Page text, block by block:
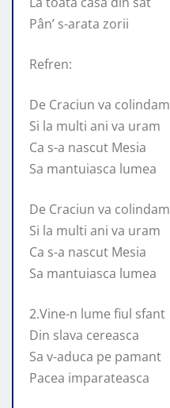
Pân’ s-arata zorii
Refren:
De Craciun va colindam
Si la multi ani va uram
Ca s-a nascut Mesia
Sa mantuiasca lumea
De Craciun va colindam
Si la multi ani va uram
Ca s-a nascut Mesia
Sa mantuiasca lumea
2.Vine-n lume fiul sfant
Din slava cereasca
Sa v-aduca pe pamant
Pacea imparateasca